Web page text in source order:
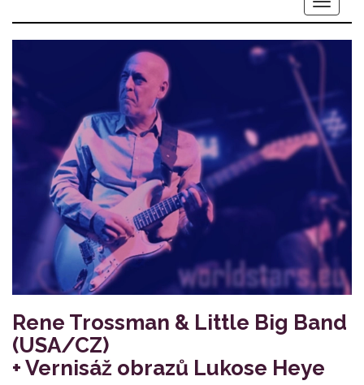
Rene Trossman & Little Big Band
(USA/CZ)
+ Vernisáž obrazů Lukose Heye